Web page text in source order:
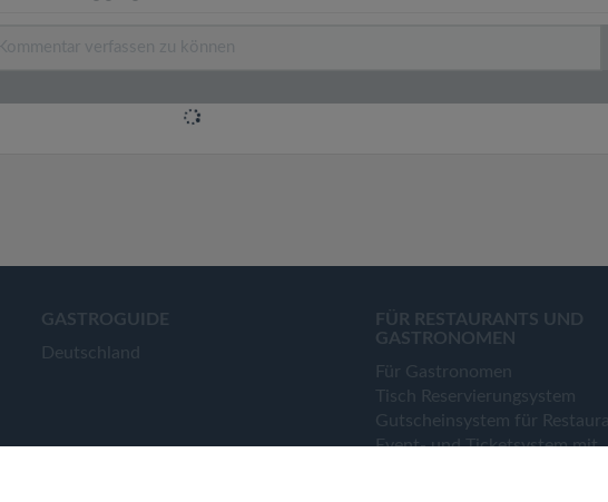
GASTROGUIDE
Deutschland
FÜR RESTAURANTS UND
GASTRONOMEN
Für Gastronomen
Tisch Reservierungsystem
Gutscheinsystem für
Event- und Ticketsystem mit